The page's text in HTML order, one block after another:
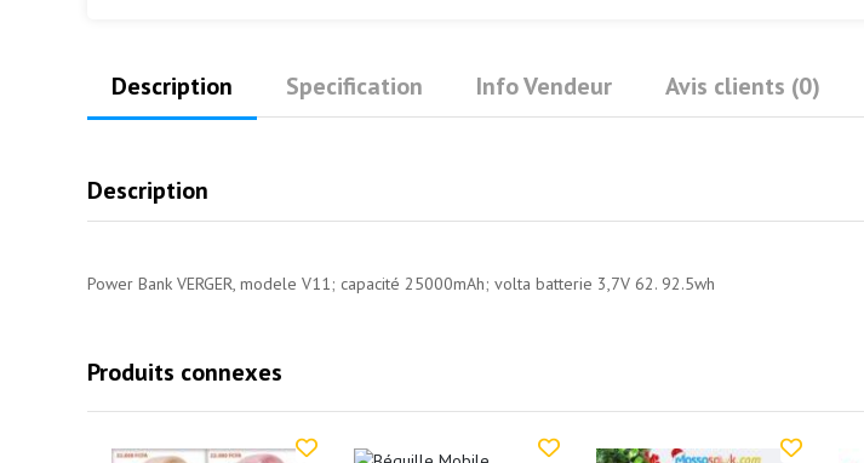
Description Specification Info Vendeur Avis clients (0)
Description
Power Bank VERGER, modele V11; capacité 25000mAh; volta batterie 3,7V 62. 92.5wh
Produits connexes